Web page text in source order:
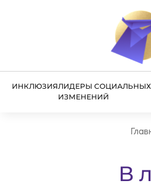
ИНКЛЮЗИЯЛИДЕРЫ СОЦИАЛЬНЫХ
ИЗМЕНЕНИЙ
В